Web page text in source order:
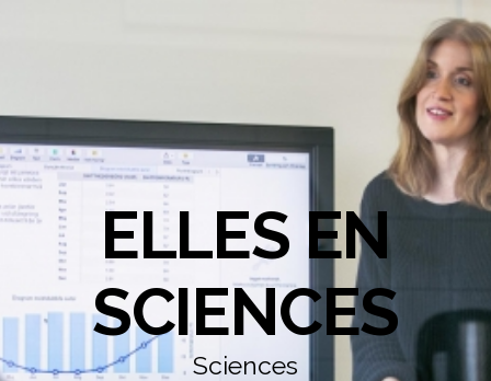
ELLES EN
SCIENCES
Sciences